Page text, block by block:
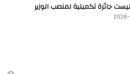
ليست جائزة تكميلية لمنصب الوزير